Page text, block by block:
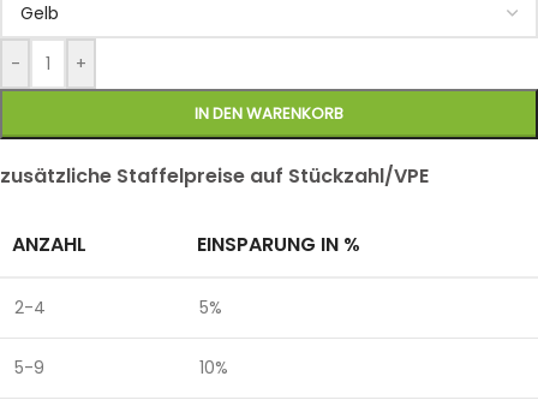
- +
IN DEN WARENKORB
zusätzliche Staffelpreise auf Stückzahl/VPE
ANZAHL EINSPARUNG IN %
2-4 5%
5-9 10%